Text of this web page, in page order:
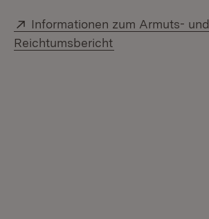
Extern:
Informationen zum Armuts- und
Reichtumsbericht